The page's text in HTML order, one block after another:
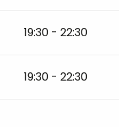
19:30 - 22:30
19:30 - 22:30